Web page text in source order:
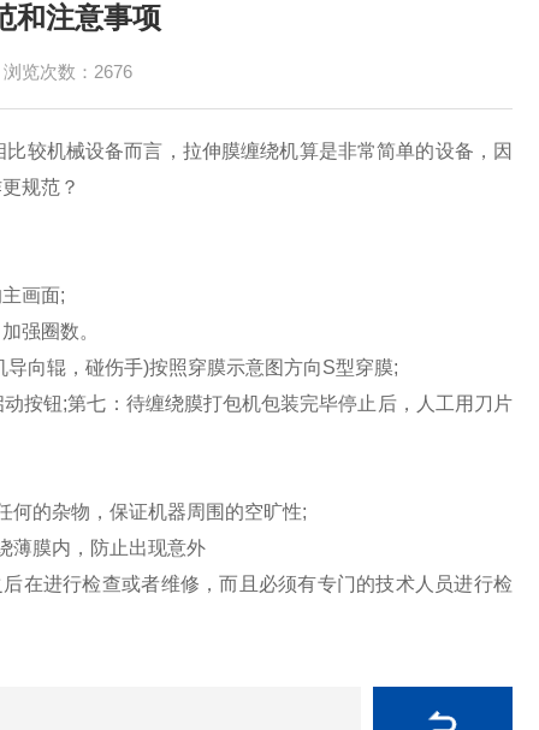
和注意事项
浏览次数：2676
较机械设备而言，拉伸膜缠绕机算是非常简单的设备，因
规范？
画面;
强圈数。
辊，碰伤手)按照穿膜示意图方向S型穿膜;
钮;第七：待缠绕膜打包机包装完毕停止后，人工用刀片
何的杂物，保证机器周围的空旷性;
膜内，防止出现意外
在进行检查或者维修，而且必须有专门的技术人员进行检